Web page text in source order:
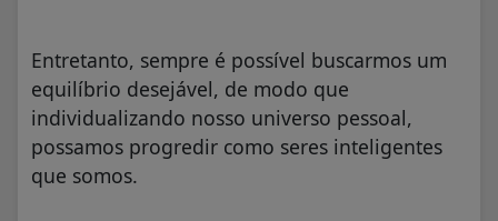
Entretanto, sempre é possível buscarmos um
equilíbrio desejável, de modo que
individualizando nosso universo pessoal,
possamos progredir como seres inteligentes
que somos.